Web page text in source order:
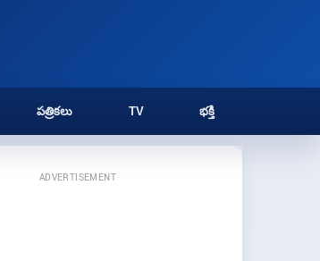
పత్రికలు TV భక్తి
ADVERTISEMENT